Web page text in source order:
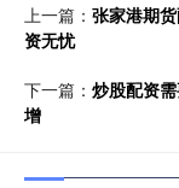
上一篇： 张家港期
资无忧
下一篇： 炒股配资
增